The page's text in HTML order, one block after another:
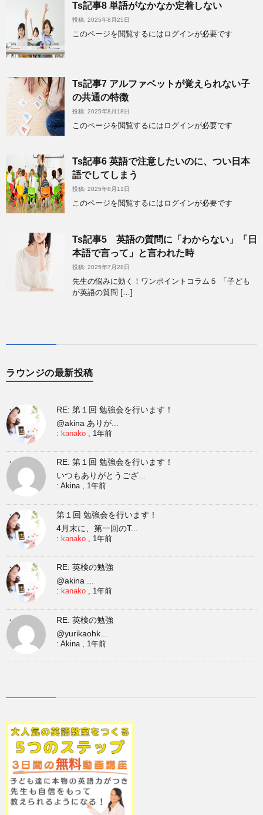
Ts記事8 単語がなかなか定着しない
投稿: 2025年8月25日
このページを閲覧するにはログインが必要です
Ts記事7 アルファベットが覚えられない子
の共通の特徴
投稿: 2025年8月18日
このページを閲覧するにはログインが必要です
Ts記事6 英語で注意したいのに、つい日本
語でしてしまう
投稿: 2025年8月11日
このページを閲覧するにはログインが必要です
Ts記事5 英語の質問に「わからない」「日
本語で言って」と言われた時
投稿: 2025年7月28日
先生の悩みに効く！ワンポイントコラム５ 「子ども
が英語の質問 […]
ラウンジの最新投稿
RE: 第１回 勉強会を行います！
@akina ありが...
: kanako 1年前
RE: 第１回 勉強会を行います！
いつもありがとうござ...
:Akina, 1年前
第１回 勉強会を行います！
4月末に、第一回のT...
: kanako 1年前
RE: 英検の勉強
@akina ...
: kanako , 1年前
RE: 英検の勉強
@yurikaohk...
:Akina 1年前